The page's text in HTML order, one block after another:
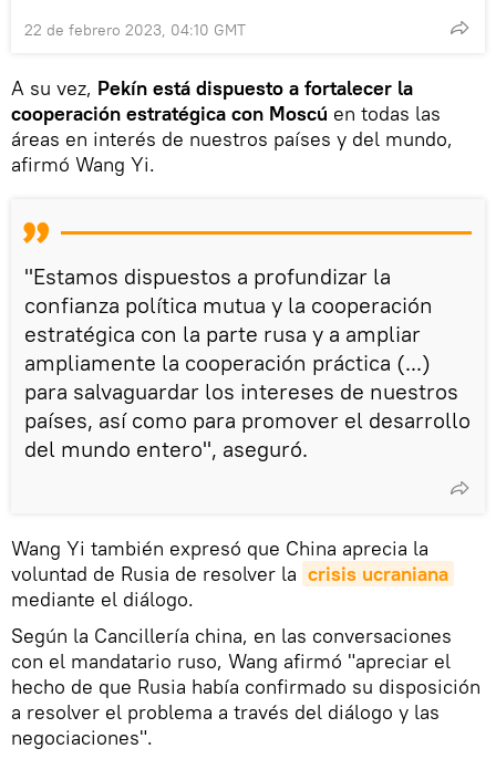
22 de febrero 2023, 04:10 GMT
A su vez, Pekín está dispuesto a fortalecer la
cooperación estratégica con Moscú en todas las
áreas en interés de nuestros países y del mundo,
afirmó Wang Yi.
"Estamos dispuestos a profundizar la
confianza política mutua y la cooperación
estratégica con la parte rusa y a ampliar
ampliamente la cooperación práctica (...)
para salvaguardar los intereses de nuestros
países, así como para promover el desarrollo
del mundo entero", aseguró.
Wang Yi también expresó que China aprecia la
voluntad de Rusia de resolver la crisis ucraniana
mediante el diálogo.
Según la Cancillería china, en las conversaciones
con el mandatario ruso, Wang afirmó "apreciar el
hecho de que Rusia había confirmado su disposición
a resolver el problema a través del diálogo y las
negociaciones".